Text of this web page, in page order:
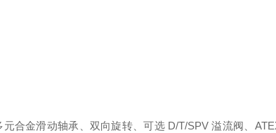
合金滑动轴承、双向旋转、可选 D/T/SPV 溢流阀、